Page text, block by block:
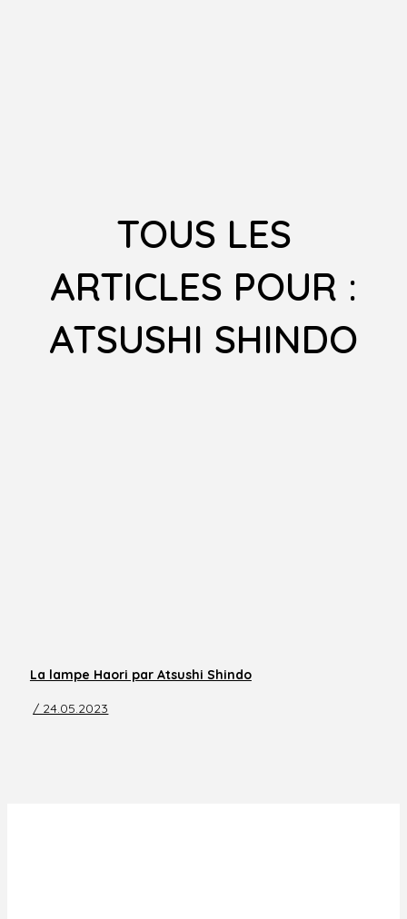
TOUS LES
ARTICLES POUR :
ATSUSHI SHINDO
La lampe Haori par Atsushi Shindo
/ 24.05.2023